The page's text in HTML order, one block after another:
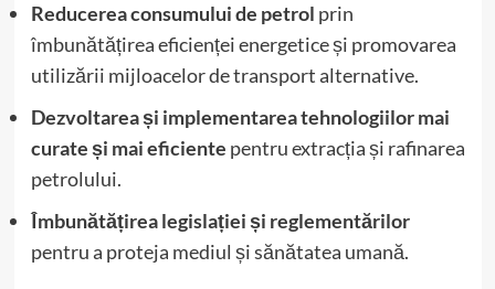
Reducerea consumului de petrol prin
îmbunătățirea eficienței energetice și promovarea
utilizării mijloacelor de transport alternative.
Dezvoltarea și implementarea tehnologiilor mai
curate și mai eficiente pentru extracția și rafinarea
petrolului.
Îmbunătățirea legislației și reglementărilor
pentru a proteja mediul și sănătatea umană.